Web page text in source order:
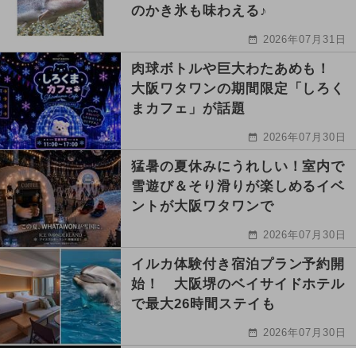
のかき氷も味わえる♪
2026年07月31日
肉球ボトルや巨大わたあめも！
大阪ワタワンの期間限定「しろく
まカフェ」が話題
2026年07月30日
猛暑の夏休みにうれしい！室内で
雪遊び＆そり滑りが楽しめるイベ
ントが大阪ワタワンで
2026年07月30日
イルカ体験付き宿泊プラン予約開
始！ 大阪堺のベイサイドホテル
で最大26時間ステイも
2026年07月30日